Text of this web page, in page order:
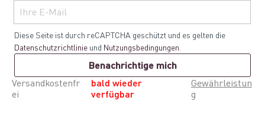
Diese Seite ist durch reCAPTCHA geschützt und es gelten die
Datenschutzrichtlinie und Nutzungsbedingungen
Benachrichtige mich
Versandkostenfr
ei
bald wieder
verfügbar
Gewährleistun
g